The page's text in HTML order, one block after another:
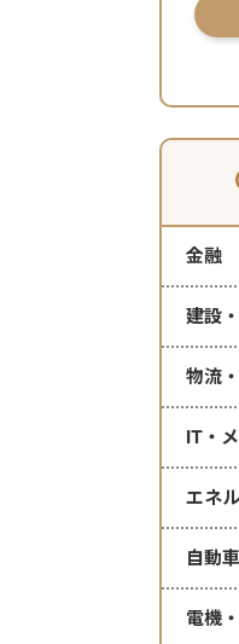
金融
建設
物流
IT・
エネ
自動
電機